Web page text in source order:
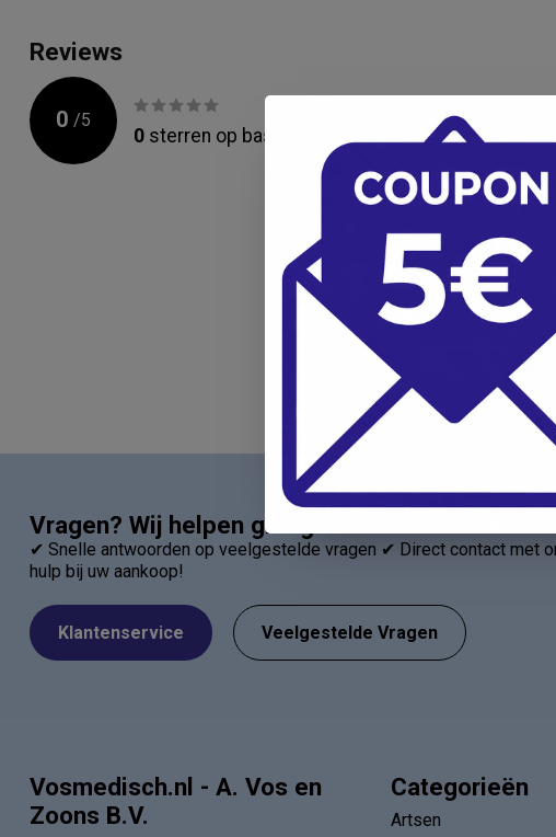
Reviews
0 /5
0 sterren op basis van beoordelingen
Vragen? Wij helpen graag!
✔ Snelle antwoorden op veelgestelde vragen ✔ Direct contact met
hulp bij uw aankoop!
Klantenservice Veelgestelde Vragen
Vosmedisch.nl - A. Vos en
Zoons B.V.
Categorieën
Artsen